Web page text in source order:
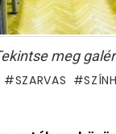
meg
SZARVAS